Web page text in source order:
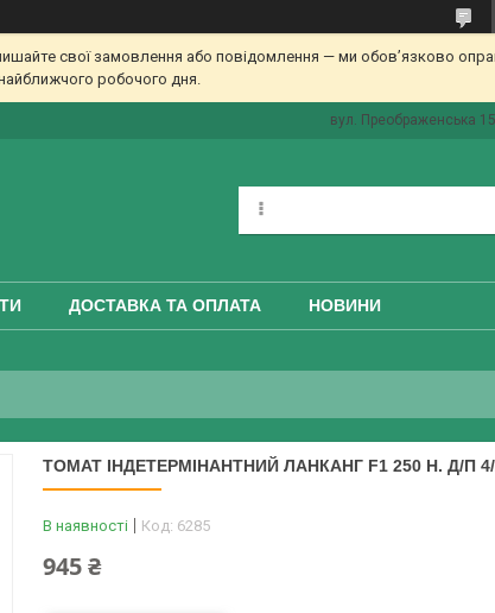
свої замовлення або повідомлення — ми обов’язково
робочого дня.
вул. Преображенська
ДОСТАВКА ТА ОПЛАТА НОВИНИ
ТОМАТ ІНДЕТЕРМІНАНТНИЙ ЛАНКАНГ F1 250 Н. Д/П 4/
В наявності Код: 6285
945 ₴